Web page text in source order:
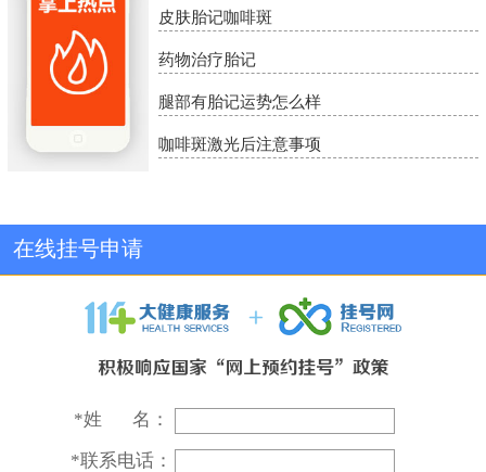
皮肤胎记咖啡斑
药物治疗胎记
腿部有胎记运势怎么样
咖啡斑激光后注意事项
在线挂号申请
*姓 名：
*联系电话：